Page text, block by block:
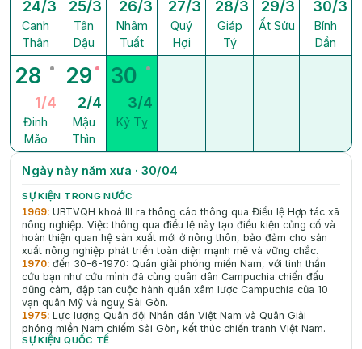
24/3
Canh
Thân
25/3
Tân
Dậu
26/3
Nhâm
Tuất
27/3
Quý
Hợi
28/3
Giáp
Tý
29/3
Ất Sửu
30/3
Bính
Dần
28
1/4
Đinh
Mão
29
2/4
Mậu
Thìn
30
3/4
Kỷ Tỵ
Ngày này năm xưa · 30/04
SỰ KIỆN TRONG NƯỚC
1969:UBTVQH khoá III ra thông cáo thông qua Điều lệ Hợp tác xã
nông nghiệp. Việc thông qua điều lệ này tạo điều kiện củng cố và
hoàn thiện quan hệ sản xuất mới ở nông thôn, bảo đảm cho sản
xuất nông nghiệp phát triển toàn diện mạnh mẽ và vững chắc.
1970:đến 30-6-1970: Quân giải phóng miền Nam, với tinh thần
cứu bạn như cứu mình đã cùng quân dân Campuchia chiến đấu
dũng cảm, đập tan cuộc hành quân xâm lược Campuchia của 10
vạn quân Mỹ và nguỵ Sài Gòn.
1975:Lực lượng Quân đội Nhân dân Việt Nam và Quân Giải
phóng miền Nam chiếm Sài Gòn, kết thúc chiến tranh Việt Nam.
SỰ KIỆN QUỐC TẾ